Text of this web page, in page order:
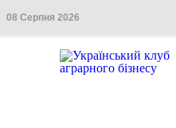
08 Серпня 2026